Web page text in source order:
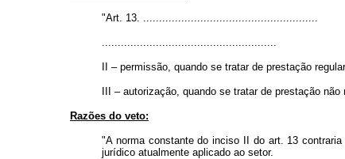
"Art. 13. .......................................................
II – permissão, quando se tratar de prestação
III – autorização, quando se tratar de prestação
Razões do veto:
"A norma constante do inciso II do art. 13
jurídico atualmente aplicado ao setor.